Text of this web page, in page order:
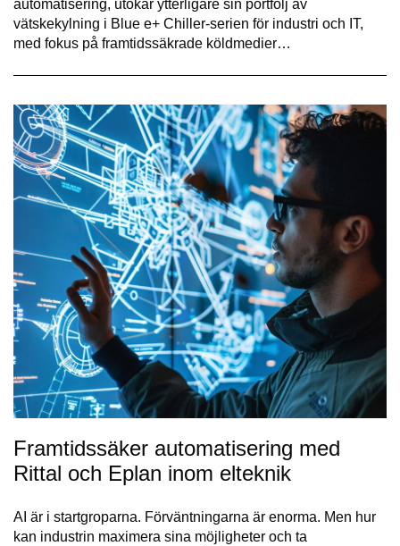
automatisering, utökar ytterligare sin portfölj av
vätskekylning i Blue e+ Chiller-serien för industri och IT,
med fokus på framtidssäkrade köldmedier…
Framtidssäker automatisering med
Rittal och Eplan inom elteknik
AI är i startgroparna. Förväntningarna är enorma. Men hur
kan industrin maximera sina möjligheter och ta